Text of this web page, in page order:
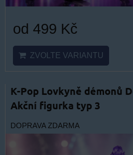
od 499 Kč
ZVOLTE VARIANTU
K-Pop Lovkyně démonů
Akční figurka typ 3
DOPRAVA ZDARMA